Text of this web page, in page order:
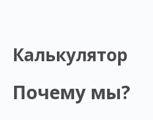
Калькулятор
Почему мы?